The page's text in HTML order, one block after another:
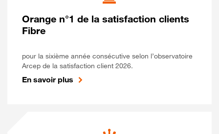
Orange n°1 de la satisfaction clients
Fibre
pour la sixième année consécutive selon l’observatoire
Arcep de la satisfaction client 2026.
En savoir plus